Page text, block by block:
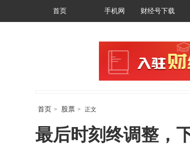
首页 手机网 财经号下载
首页 > 股票 > 正文
最后时刻终调整，